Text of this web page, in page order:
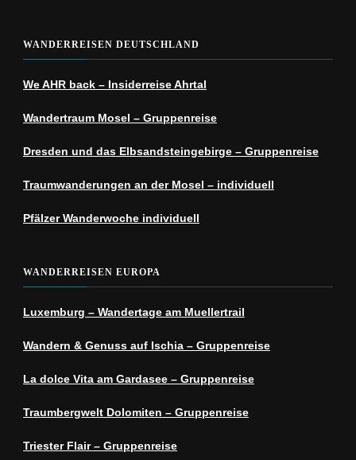
WANDERREISEN DEUTSCHLAND
We AHR back – Insiderreise Ahrtal
Wandertraum Mosel – Gruppenreise
Dresden und das Elbsandsteingebirge – Gruppenreise
Traumwanderungen an der Mosel – individuell
Pfälzer Wanderwoche individuell
WANDERREISEN EUROPA
Luxemburg – Wandertage am Muellertrail
Wandern & Genuss auf Ischia – Gruppenreise
La dolce Vita am Gardasee – Gruppenreise
Traumbergwelt Dolomiten – Gruppenreise
Triester Flair – Gruppenreise